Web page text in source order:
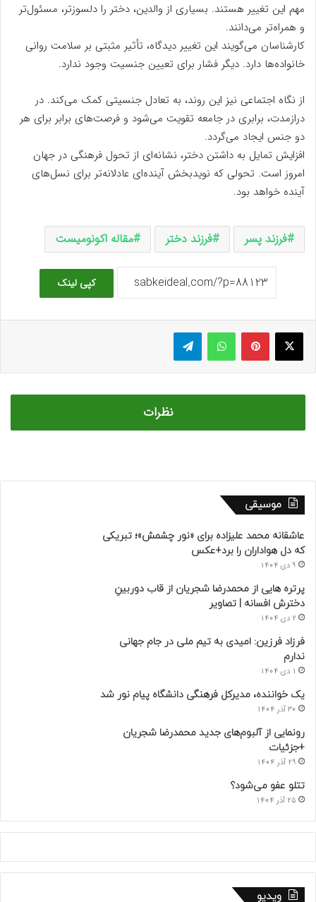
مهم این تغییر هستند. بسیاری از والدین، دختر را دلسوزتر، مسئول‌تر
و همراه‌تر می‌دانند.
کارشناسان می‌گویند این تغییر دیدگاه، تأثیر مثبتی بر سلامت روانی
خانواده‌ها دارد. دیگر فشار برای تعیین جنسیت وجود ندارد.
از نگاه اجتماعی نیز این روند، به تعادل جنسیتی کمک می‌کند. در
درازمدت، برابری در جامعه تقویت می‌شود و فرصت‌های برابر برای هر
دو جنس ایجاد می‌گردد.
افزایش تمایل به داشتن دختر، نشانه‌ای از تحول فرهنگی در جهان
امروز است. تحولی که نویدبخش آینده‌ای عادلانه‌تر برای نسل‌های
آینده خواهد بود.
فرزند پسر فرزند دختر مقاله اکونومیست
کپی لینک
ایکس پینتریستواتس آپ تلگرام
نظرات
موسیقی
عاشقانه محمد علیزاده برای «نور چشمش»؛ تبریکی
که دل هواداران را برد+عکس
9 دی 1404
پرتره هایی از محمدرضا شجریان از قاب دوربینِ
دخترش افسانه | تصاویر
2 دی 1404
فرزاد فرزین: امیدی به تیم ملی در جام جهانی
ندارم
1 دی 1404
یک خواننده، مدیرکل فرهنگی دانشگاه پیام نور شد
30 آذر 1404
رونمایی از آلبوم‌های جدید محمدرضا شجریان
+جزئیات
29 آذر 1404
تتلو عفو می‌شود؟
25 آذر 1404
ویدیو